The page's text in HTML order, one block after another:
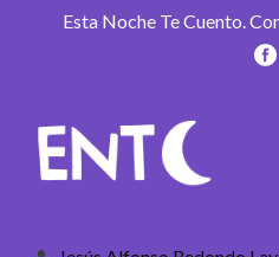
Esta Noche Te Cuento.